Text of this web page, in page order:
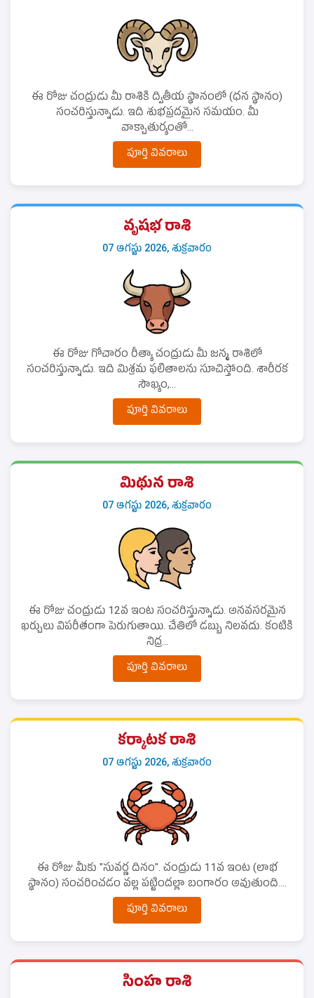
ఈ రోజు చంద్రుడు మీ రాశికి ద్వితీయ స్థానంలో (ధన స్థానం)
సంచరిస్తున్నాడు. ఇది శుభప్రదమైన సమయం. మీ
వాక్చాతుర్యంతో...
పూర్తి వివరాలు
వృషభ రాశి
07 ఆగస్టు 2026, శుక్రవారం
ఈ రోజు గోచారం రీత్యా చంద్రుడు మీ జన్మ రాశిలో
సంచరిస్తున్నాడు. ఇది మిశ్రమ ఫలితాలను సూచిస్తోంది. శారీరక
సౌఖ్యం,...
పూర్తి వివరాలు
మిథున రాశి
07 ఆగస్టు 2026, శుక్రవారం
ఈ రోజు చంద్రుడు 12వ ఇంట సంచరిస్తున్నాడు. అనవసరమైన
ఖర్చులు విపరీతంగా పెరుగుతాయి. చేతిలో డబ్బు నిలవదు. కంటికి
నిద్ర...
పూర్తి వివరాలు
కర్కాటక రాశి
07 ఆగస్టు 2026, శుక్రవారం
ఈ రోజు మీకు "సువర్ణ దినం". చంద్రుడు 11వ ఇంట (లాభ
స్థానం) సంచరించడం వల్ల పట్టిందల్లా బంగారం అవుతుంది....
పూర్తి వివరాలు
సింహ రాశి